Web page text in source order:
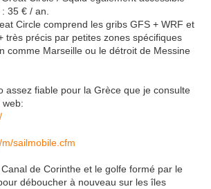
35 € / an.
Circle comprend les gribs GFS + WRF et
très précis par petites zones spécifiques
comme Marseille ou le détroit de Messine
assez fiable pour la Grèce que je consulte
web:
sailmobile.cfm
de Corinthe et le golfe formé par le
déboucher à nouveau sur les îles